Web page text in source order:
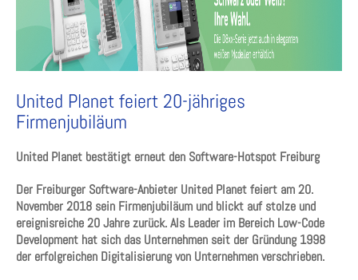
United Planet feiert 20-jähriges
Firmenjubiläum
United Planet bestätigt erneut den Software-Hotspot Freiburg
Der Freiburger Software-Anbieter United Planet feiert am 20.
November 2018 sein Firmenjubiläum und blickt auf stolze und
ereignisreiche 20 Jahre zurück. Als Leader im Bereich Low-Code
Development hat sich das Unternehmen seit der Gründung 1998
der erfolgreichen Digitalisierung von Unternehmen verschrieben.